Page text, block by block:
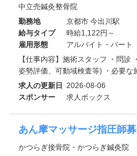
中立売鍼灸整骨院
勤務地
京都市 今出川駅
給与タイプ
時給1,122円～
雇用形態
アルバイト・パート
【仕事内容】施術スタッフ ・問診
姿勢評価、可動域検査等) ・必要な
求人の更新日 2026-08-06
スポンサー
求人ボックス
あん摩マッサージ指圧師
かつらぎ接骨院・かつらぎ鍼灸院